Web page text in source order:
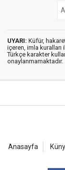
UYARI: Küfür,
içeren, imla kuralları
Türkçe karakter
onaylanmamaktadır.
Anasayfa